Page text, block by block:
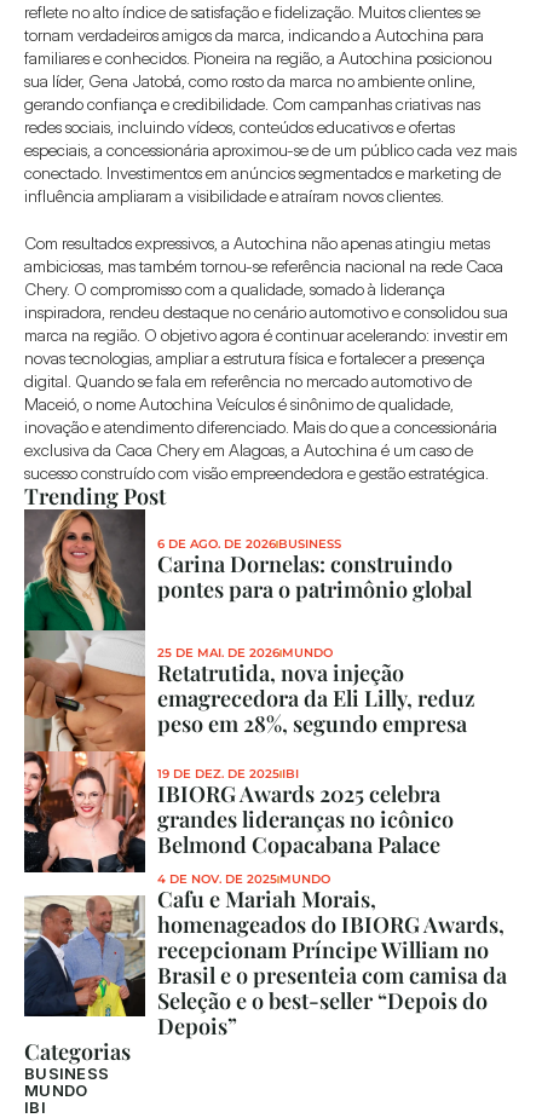
reflete no alto índice de satisfação e fidelização. Muitos clientes se
tornam verdadeiros amigos da marca, indicando a Autochina para
familiares e conhecidos. Pioneira na região, a Autochina posicionou
sua líder, Gena Jatobá, como rosto da marca no ambiente online,
gerando confiança e credibilidade. Com campanhas criativas nas
redes sociais, incluindo vídeos, conteúdos educativos e ofertas
especiais, a concessionária aproximou-se de um público cada vez mais
conectado. Investimentos em anúncios segmentados e marketing de
influência ampliaram a visibilidade e atraíram novos clientes.
Com resultados expressivos, a Autochina não apenas atingiu metas
ambiciosas, mas também tornou-se referência nacional na rede Caoa
Chery. O compromisso com a qualidade, somado à liderança
inspiradora, rendeu destaque no cenário automotivo e consolidou sua
marca na região. O objetivo agora é continuar acelerando: investir em
novas tecnologias, ampliar a estrutura física e fortalecer a presença
digital. Quando se fala em referência no mercado automotivo de
Maceió, o nome Autochina Veículos é sinônimo de qualidade,
inovação e atendimento diferenciado. Mais do que a concessionária
exclusiva da Caoa Chery em Alagoas, a Autochina é um caso de
sucesso construído com visão empreendedora e gestão estratégica.
Trending Post
6 DE AGO. DE 2026 BUSINESS
Carina Dornelas: construindo
pontes para o patrimônio global
25 DE MAI. DE 2026 MUNDO
Retatrutida, nova injeção
emagrecedora da Eli Lilly, reduz
peso em 28%, segundo empresa
19 DE DEZ. DE 2025 IBI
IBIORG Awards 2025 celebra
grandes lideranças no icônico
Belmond Copacabana Palace
4 DE NOV. DE 2025 MUNDO
Cafu e Mariah Morais,
homenageados do IBIORG Awards,
recepcionam Príncipe William no
Brasil e o presenteia com camisa da
Seleção e o best-seller “Depois do
Depois”
Categorias
BUSINESS
MUNDO
IBI